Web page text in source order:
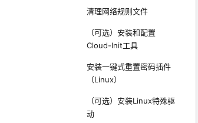
清理网络规则文件
（可选）安装和配置
Cloud-Init工具
安装一键式重置密码插件
（Linux）
（可选）安装Linux特殊驱
动